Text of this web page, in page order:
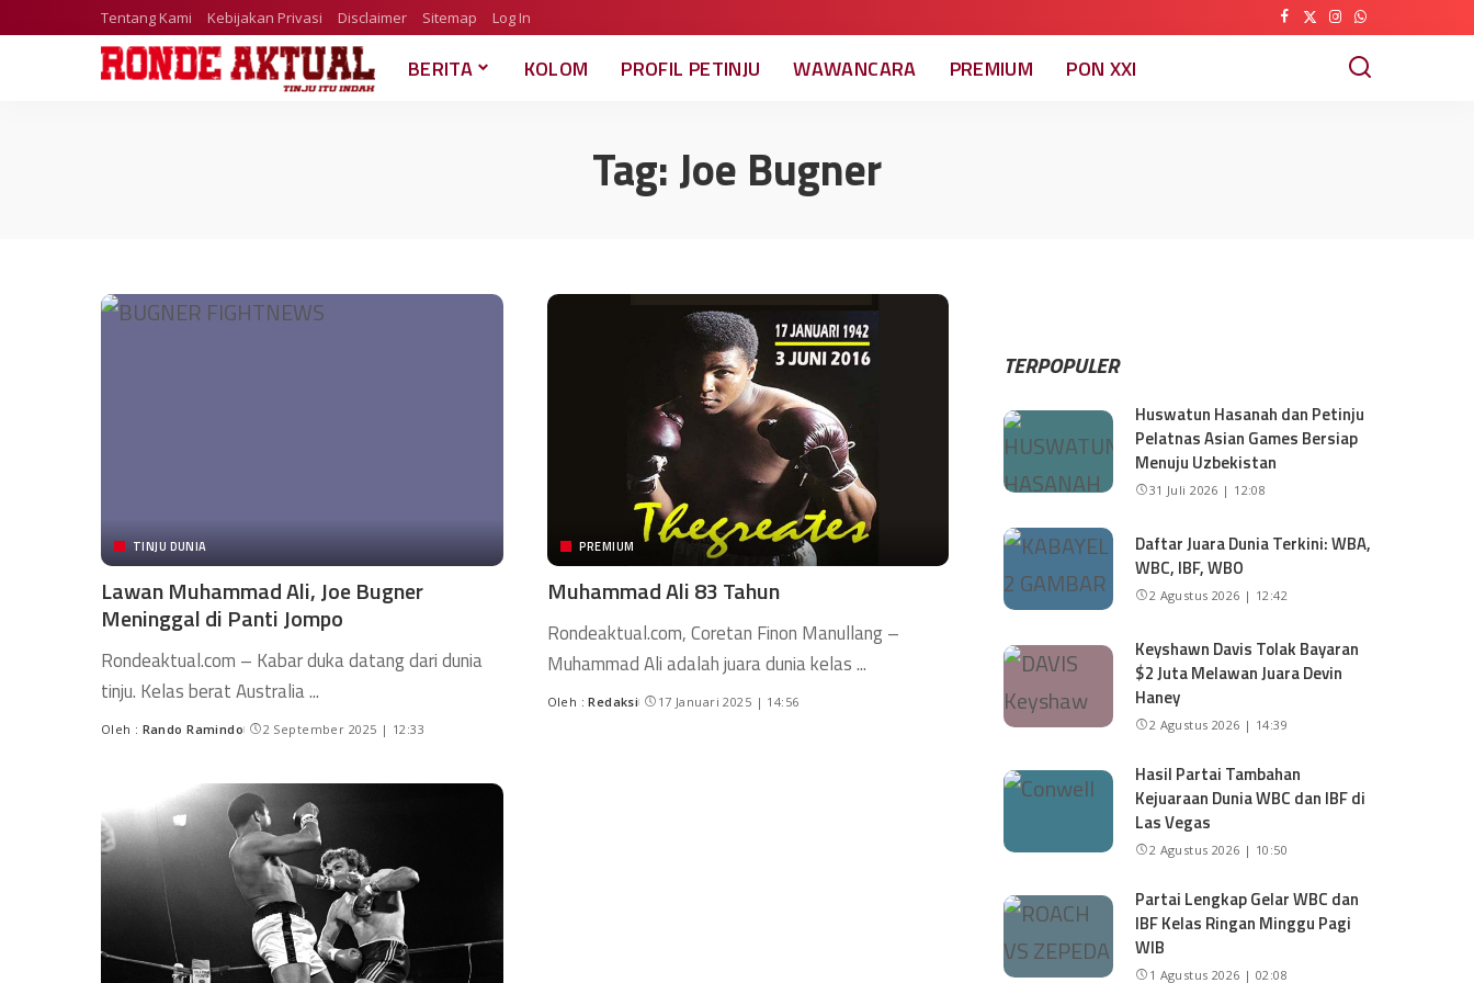
Tentang Kami Kebijakan Privasi Disclaimer Sitemap Log In
BERITA KOLOM PROFIL PETINJU WAWANCARA PREMIUM PON XXI
Tag:Joe Bugner
TINJU DUNIA
Lawan Muhammad Ali, Joe Bugner
Meninggal di Panti Jompo
Rondeaktual.com – Kabar duka datang dari dunia
tinju. Kelas berat Australia...
Oleh : Rando Ramindo 2 September 2025 | 12:33
PREMIUM
Muhammad Ali 83 Tahun
Rondeaktual.com, Coretan Finon Manullang –
Muhammad Ali adalah juara dunia kelas...
Oleh : Redaksi 17 Januari 2025 | 14:56
TERPOPULER
Huswatun Hasanah dan Petinju
Pelatnas Asian Games Bersiap
Menuju Uzbekistan
31 Juli 2026 | 12:08
Daftar Juara Dunia Terkini: WBA,
WBC, IBF, WBO
2 Agustus 2026 | 12:42
Keyshawn Davis Tolak Bayaran
$2 Juta Melawan Juara Devin
Haney
2 Agustus 2026 | 14:39
Hasil Partai Tambahan
Kejuaraan Dunia WBC dan IBF di
Las Vegas
2 Agustus 2026 | 10:50
Partai Lengkap Gelar WBC dan
IBF Kelas Ringan Minggu Pagi
WIB
1 Agustus 2026 | 02:08